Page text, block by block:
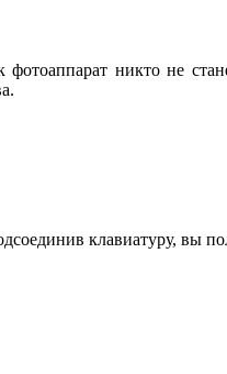
никто не
клавиатуру, вы